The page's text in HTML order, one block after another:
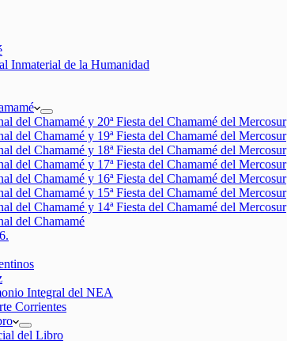
Inmaterial de la Humanidad
del Chamamé y 20ª Fiesta del Chamamé del Mercosur
del Chamamé y 19ª Fiesta del Chamamé del Mercosur
del Chamamé y 18ª Fiesta del Chamamé del Mercosur
del Chamamé y 17ª Fiesta del Chamamé del Mercosur
del Chamamé y 16ª Fiesta del Chamamé del Mercosur
del Chamamé y 15ª Fiesta del Chamamé del Mercosur
del Chamamé y 14ª Fiesta del Chamamé del Mercosur
del Chamamé
Integral del NEA
Corrientes
del Libro